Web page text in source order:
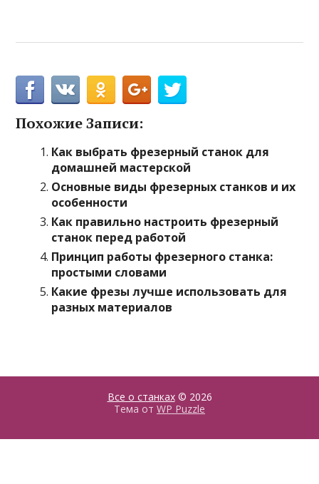
Похожие Записи:
Как выбрать фрезерный станок для
домашней мастерской
Основные виды фрезерных станков и их
особенности
Как правильно настроить фрезерный
станок перед работой
Принцип работы фрезерного станка:
простыми словами
Какие фрезы лучше использовать для
разных материалов
Все о станках© 2026
Тема от WP Puzzle